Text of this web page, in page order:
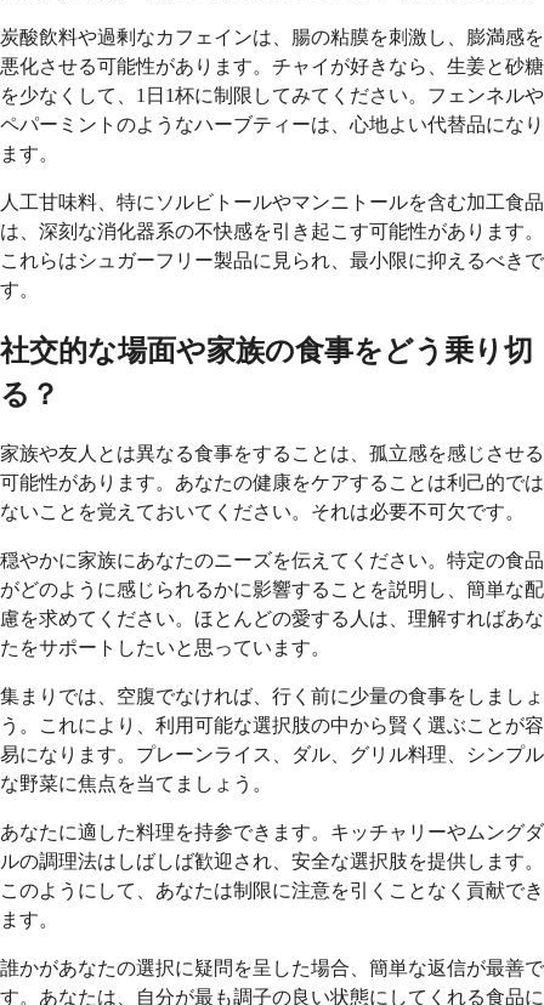
炭酸飲料や過剰なカフェインは、腸の粘膜を刺激し、膨満感を
悪化させる可能性があります。チャイが好きなら、生姜と砂糖
を少なくして、1日1杯に制限してみてください。フェンネルや
ペパーミントのようなハーブティーは、心地よい代替品になり
ます。
人工甘味料、特にソルビトールやマンニトールを含む加工食品
は、深刻な消化器系の不快感を引き起こす可能性があります。
これらはシュガーフリー製品に見られ、最小限に抑えるべきで
す。
社交的な場面や家族の食事をどう乗り切
る？
家族や友人とは異なる食事をすることは、孤立感を感じさせる
可能性があります。あなたの健康をケアすることは利己的では
ないことを覚えておいてください。それは必要不可欠です。
穏やかに家族にあなたのニーズを伝えてください。特定の食品
がどのように感じられるかに影響することを説明し、簡単な配
慮を求めてください。ほとんどの愛する人は、理解すればあな
たをサポートしたいと思っています。
集まりでは、空腹でなければ、行く前に少量の食事をしましょ
う。これにより、利用可能な選択肢の中から賢く選ぶことが容
易になります。プレーンライス、ダル、グリル料理、シンプル
な野菜に焦点を当てましょう。
あなたに適した料理を持参できます。キッチャリーやムングダ
ルの調理法はしばしば歓迎され、安全な選択肢を提供します。
このようにして、あなたは制限に注意を引くことなく貢献でき
ます。
誰かがあなたの選択に疑問を呈した場合、簡単な返信が最善で
す。あなたは、自分が最も調子の良い状態にしてくれる食品に